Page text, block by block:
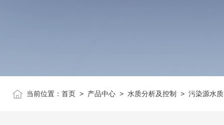
当前位置： 首页 > 产品中心 > 水质分析及控制 > 污染源水